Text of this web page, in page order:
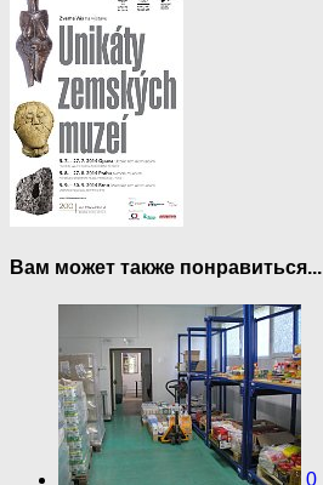
Вам может также понравиться...
0